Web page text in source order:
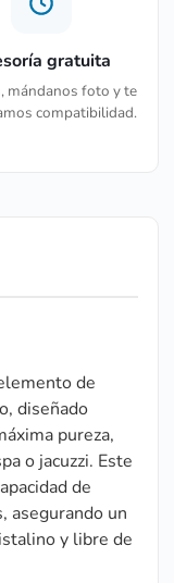
gratuita
mándanos foto y te
compatibilidad.
de
diseñado
pureza,
o jacuzzi. Este
de
asegurando un
y libre de